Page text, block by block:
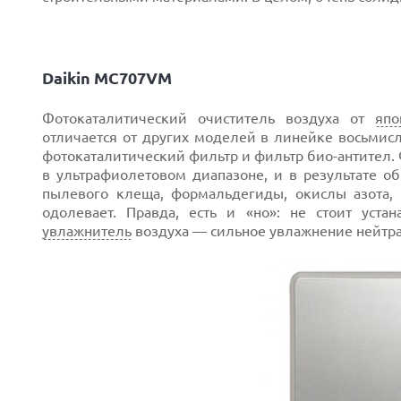
Daikin MC707VM
Фотокаталитический очиститель воздуха от
отличается от других моделей в линейке
фотокаталитический фильтр и фильтр био-
в ультрафиолетовом диапазоне, и в результате
пылевого клеща, формальдегиды, окислы
одолевает. Правда, есть и «но»: не стоит
увлажнитель воздуха — сильное увлажнение